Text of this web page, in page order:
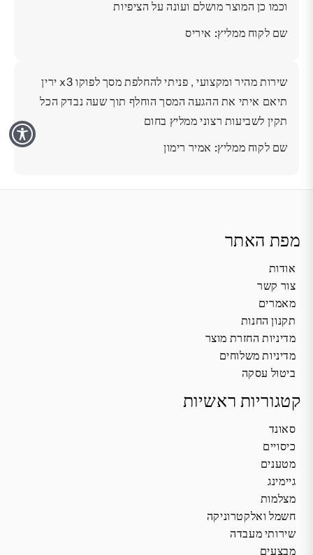
וכמו כן המוצר מושלם ועונה על הציפיות
שם לקוח ממליץ: איריס
שירות מהיר ומקצועי , פניתי להחלפת מסך לפוקו x3 ירין
תיאם איתי את ההגעה המסך הוחלף תוך שעה נבדק הכל
תקין לשביעות רצוני ממליץ בחום
שם לקוח ממליץ: אמיר רימון
מפת האתר
אודות
צור קשר
מאמרים
תקנון החנות
מדיניות החזרת מוצר
מדיניות משלוחים
ביטול עסקה
קטגוריות ראשיות
סאונד
כיסויים
מטענים
גיימינג
מצלמות
חשמל ואלקטרוניקה
שירותי מעבדה
מבצעים